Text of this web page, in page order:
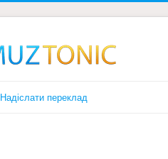
Надіслати переклад